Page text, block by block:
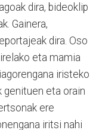
dira, bideoklip
Gainera,
dira. Oso
eta mamia
iristeko
genituen eta orain
ere
iritsi nahi